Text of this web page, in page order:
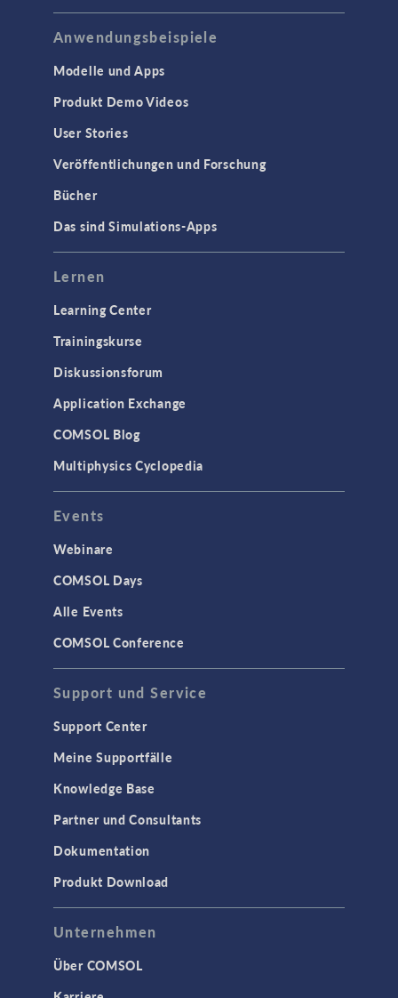
Niederfrequenz-Elektromagnetik
Plasmaphysik
SCHNITTSTELLEN
CAD
STRÖMUNG & WÄRME
(CFD)
Mikrofluidik
Particle Tracing in Strömungen
Strömung in porösen Medien
Wärmetransport
STRUKTURMECHANIK &
AKUSTIK
Akustik & Schwingungen
Materialmodelle
MEMS & Piezoelektrische Elemente
WISSENSCHAFT AKTUELL
TAGS
3D-Druck
AC/DC Module
Acoustics Module
Ausgewählte Wissenschaftler
Battery Design Module
Bioengineering
CFD Module
Anwendungsbeispiele
Modelle und Apps
Produkt Demo Videos
User Stories
Veröffentlichungen und Forschung
Bücher
Das sind Simulations-Apps
Lernen
Learning Center
Trainingskurse
Diskussionsforum
Application Exchange
COMSOL Blog
Multiphysics Cyclopedia
Events
Webinare
COMSOL Days
Alle Events
COMSOL Conference
Support und Service
Support Center
Meine Supportfälle
Knowledge Base
Partner und Consultants
Dokumentation
Produkt Download
Unternehmen
Über COMSOL